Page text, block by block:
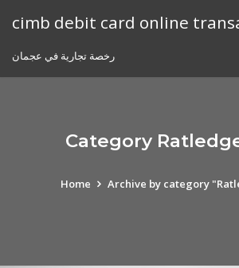
cimb debit card online
رخصة تجارية في عجمان
Category
Home Archive by category